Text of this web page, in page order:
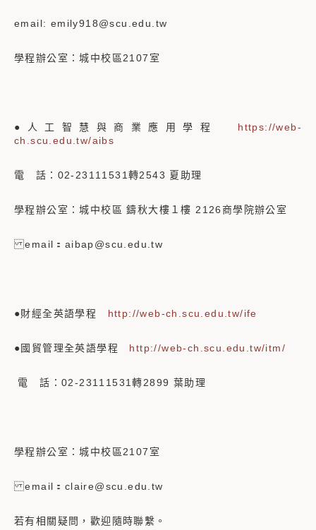
email: emily918@scu.edu.tw
學程辦公室：城中校區2107室
●人工智慧與商業應用學程 https://web-
ch.scu.edu.tw/aibs
電 話：02-23111531轉2543 夏助理
學程辦公室：城中校區 鑄秋大樓１樓 2126商學院辦公室
email：aibap@scu.edu.tw
●財經全英語學程 http://web-ch.scu.edu.tw/ife
●國貿管理全英語學程 http://web-ch.scu.edu.tw/itm/
電 話：02-23111531轉2899 葉助理
學程辦公室：城中校區2107室
email：claire@scu.edu.tw
若有相關疑問，歡迎隨時聯繫。